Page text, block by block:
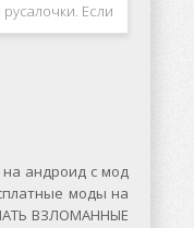
Если
её зовут Ариэль
андроид с мод
моды на
ВЗЛОМАННЫЕ